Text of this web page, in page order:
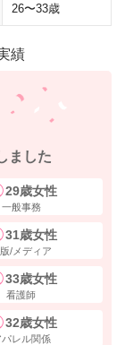
26〜33歳
績
ました
29歳女性
一般事務
31歳女性
/メディア
33歳女性
看護師
32歳女性
パレル関係